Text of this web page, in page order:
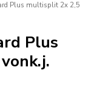
Plus multisplit 2x 2,5
Plus